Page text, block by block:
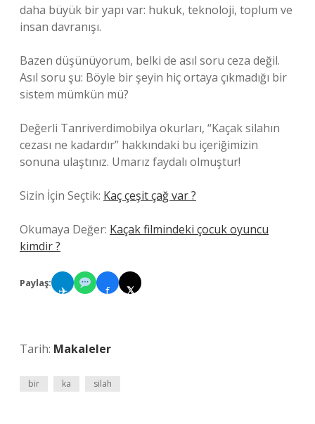
daha büyük bir yapı var: hukuk, teknoloji, toplum ve
insan davranışı.
Bazen düşünüyorum, belki de asıl soru ceza değil.
Asıl soru şu: Böyle bir şeyin hiç ortaya çıkmadığı bir
sistem mümkün mü?
Değerli Tanriverdimobilya okurları, “Kaçak silahın
cezası ne kadardır” hakkındaki bu içeriğimizin
sonuna ulaştınız. Umarız faydalı olmuştur!
Sizin İçin Seçtik: Kaç çeşit çağ var ?
Okumaya Değer: Kaçak filmindeki çocuk oyuncu
kimdir ?
Paylaş:
✈ f 𝕏
Tarih: Makaleler
bir ka silah